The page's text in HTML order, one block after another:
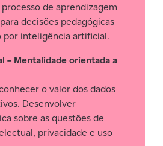
de aprendizagem
decisões pedagógicas
por inteligência artificial.
– Mentalidade orientada a
o valor dos dados
Desenvolver
sobre as questões de
privacidade e uso